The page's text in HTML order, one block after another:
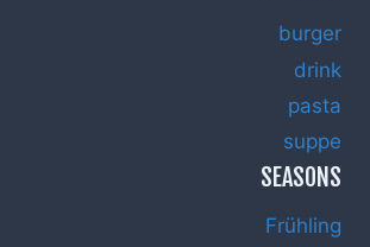
burger
drink
pasta
suppe
SEASONS
Frühling